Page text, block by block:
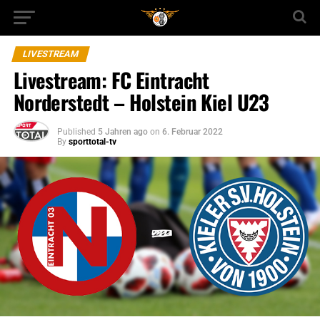
LIVESTREAM
Livestream: FC Eintracht
Norderstedt – Holstein Kiel U23
Published 5 Jahren ago on 6. Februar 2022
By sporttotal-tv